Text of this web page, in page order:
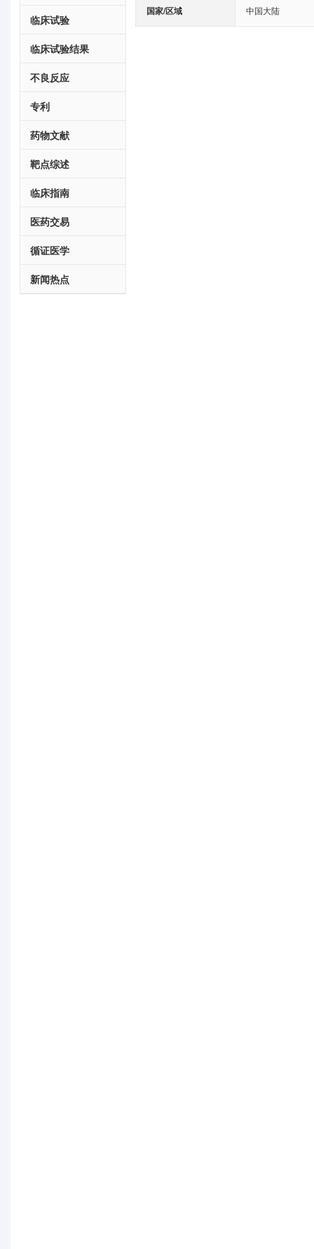
临床试验
临床试验结果
不良反应
专利
药物文献
靶点综述
临床指南
医药交易
循证医学
新闻热点
国家/区域 中国大陆